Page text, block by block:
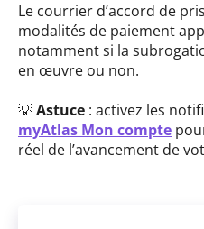
Le courrier d’accord de
modalités de paiement
notamment si la
en œuvre ou non.
💡Astuce : activez les
myAtlas Mon compte
réel de l’avancement de